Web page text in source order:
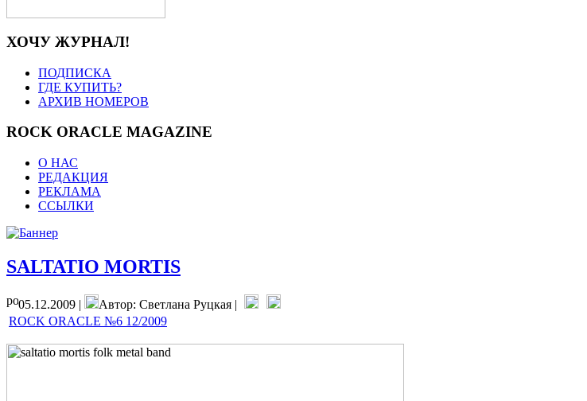
ХОЧУ ЖУРНАЛ!
ПОДПИСКА
ГДЕ КУПИТЬ?
АРХИВ НОМЕРОВ
ROCK ORACLE MAGAZINE
О НАС
РЕДАКЦИЯ
РЕКЛАМА
ССЫЛКИ
SALTATIO MORTIS
05.12.2009 |
Автор: Светлана Руцкая |
ROCK ORACLE №6 12/2009